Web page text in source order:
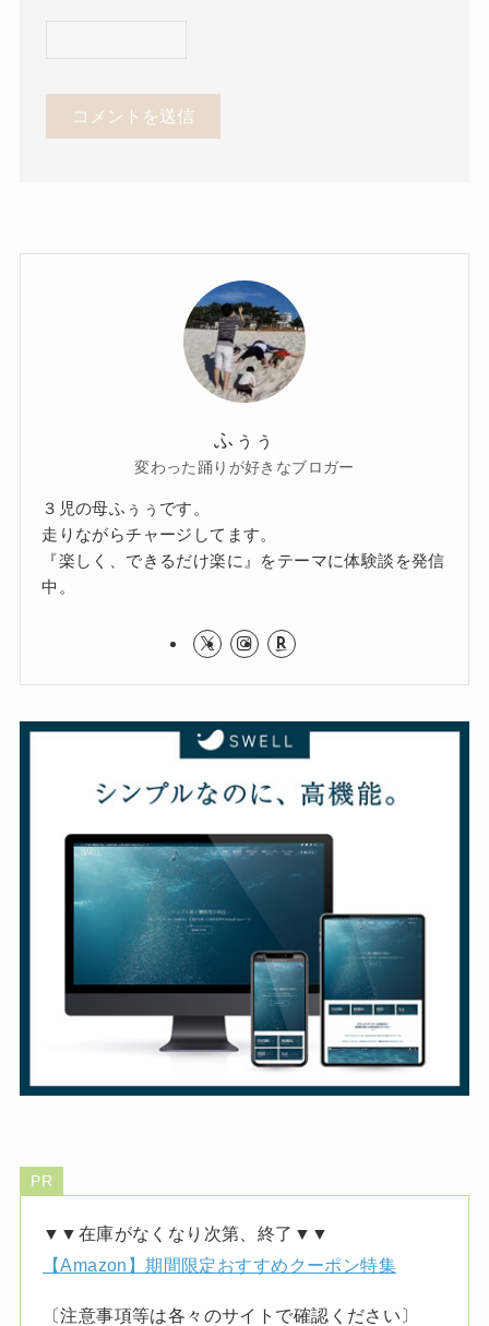
ふぅぅ
変わった踊りが好きなブロガー
３児の母ふぅぅです。
走りながらチャージしてます。
『楽しく、できるだけ楽に』をテーマに体験談を発信
中。
PR
▼▼在庫がなくなり次第、終了▼▼
【Amazon】期間限定おすすめクーポン特集
〔注意事項等は各々のサイトで確認ください〕